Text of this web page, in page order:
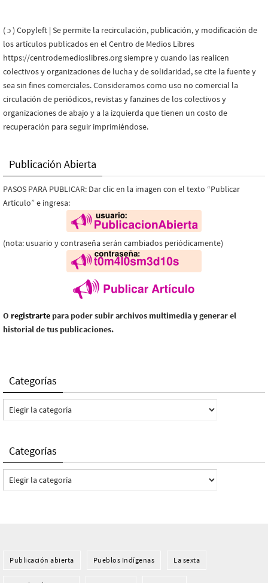
( ɔ ) Copyleft | Se permite la recirculación, publicación, y modificación de
los artículos publicados en el Centro de Medios Libres
https://centrodemedioslibres.org siempre y cuando las realicen
colectivos y organizaciones de lucha y de solidaridad, se cite la fuente y
sea sin fines comerciales. Consideramos como uso no comercial la
circulación de periódicos, revistas y fanzines de los colectivos y
organizaciones de abajo y a la izquierda que tienen un costo de
recuperación para seguir imprimiéndose.
Publicación Abierta
PASOS PARA PUBLICAR: Dar clic en la imagen con el texto “Publicar
Artículo” e ingresa:
(nota: usuario y contraseña serán cambiados periódicamente)
O registrarte para poder subir archivos multimedia y generar el
historial de tus publicaciones.
Categorías
Categorías
Categorías
Categorías
Publicación abierta Pueblos Indí­genas La sexta